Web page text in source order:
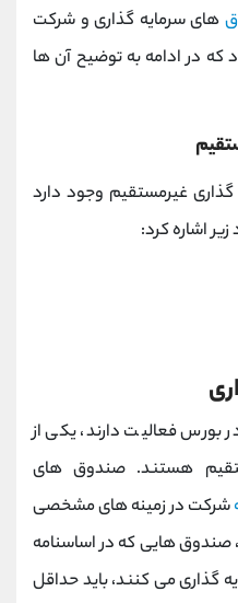
های سرمایه گذاری و شرکت
که در ادامه به توضیح آن ها
غیرمستقیم وجود دارد
اشاره کرد:
فعالیت دارند، یکی از
هستند. صندوق های
شرکت در زمینه های مشخصی
صندوق هایی که در اساسنامه
گذاری می کنند، باید حداقل